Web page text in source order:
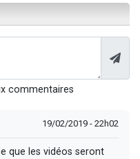
commentaires
19/02/2019 - 22h02
que les vidéos seront